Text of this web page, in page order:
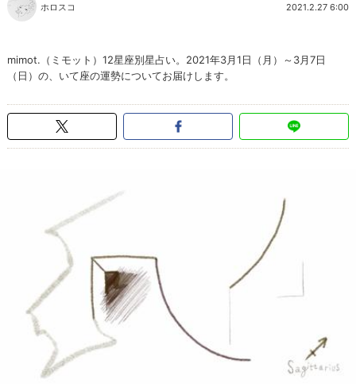
ホロスコ 2021.2.27 6:00
mimot.（ミモット）12星座別星占い。2021年3月1日（月）～3月7日
（日）の、いて座の運勢についてお届けします。